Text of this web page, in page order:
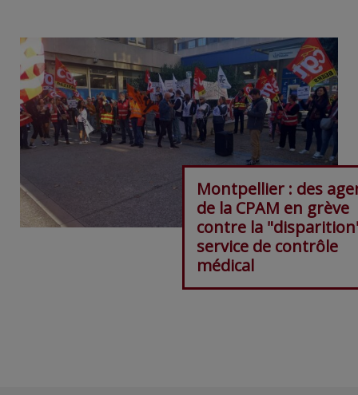
Montpellier : des
de la CPAM en grève
contre la
service de contrôle
médical